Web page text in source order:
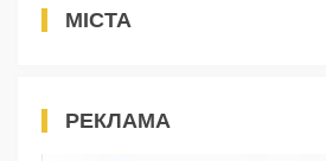
МІСТА
РЕКЛАМА